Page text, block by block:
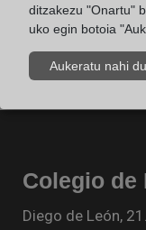
Colegio de
Diego de León,
ditzakezu "Onartu"
uko egin botoia
Aukeratu nahi